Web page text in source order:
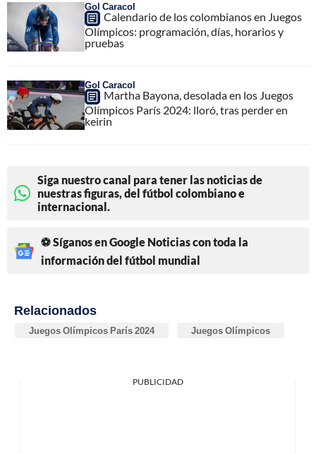
Gol Caracol
Calendario de los colombianos en Juegos
Olímpicos: programación, días, horarios y
pruebas
Gol Caracol
Martha Bayona, desolada en los Juegos
Olímpicos París 2024: lloró, tras perder en
keirin
Siga nuestro canal para tener las noticias de
nuestras figuras, del fútbol colombiano e
internacional.
⚽ Síganos en Google Noticias con toda la
información del fútbol mundial
Relacionados
Juegos Olímpicos París 2024 Juegos Olímpicos
PUBLICIDAD